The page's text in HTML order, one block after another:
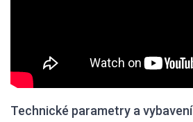
Technické parametry a vybavení